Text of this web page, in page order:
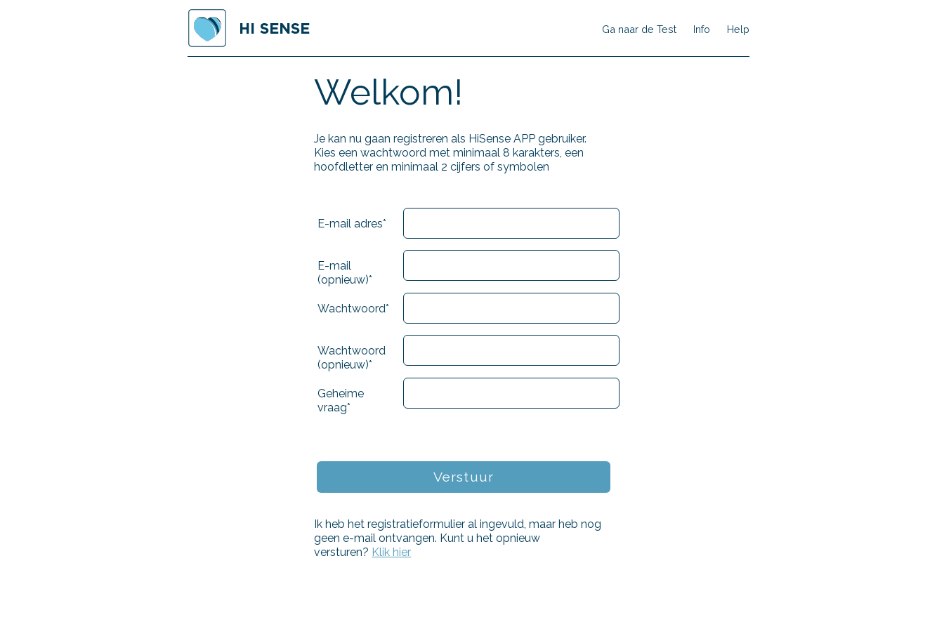
Ga naar de Test Info Help
Welkom!
Je kan nu gaan registreren als HiSense APP gebruiker.
Kies een wachtwoord met minimaal 8 karakters, een
hoofdletter en minimaal 2 cijfers of symbolen
E-mail adres*
E-mail
(opnieuw)*
Wachtwoord*
Wachtwoord
(opnieuw)*
Geheime
vraag*
Ik heb het registratieformulier al ingevuld, maar heb nog
geen e-mail ontvangen. Kunt u het opnieuw
versturen? Klik hier